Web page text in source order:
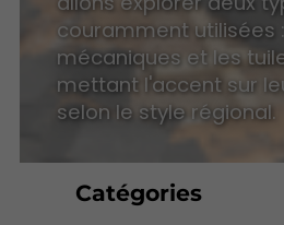
Catégories
couramment utilisées
mécaniques et les
mettant l'accent sur
selon le style régional.